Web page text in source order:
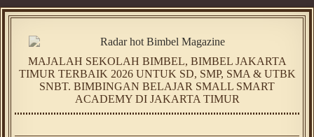
MAJALAH SEKOLAH BIMBEL, BIMBEL JAKARTA
TIMUR TERBAIK 2026 UNTUK SD, SMP, SMA & UTBK
SNBT. BIMBINGAN BELAJAR SMALL SMART
ACADEMY DI JAKARTA TIMUR